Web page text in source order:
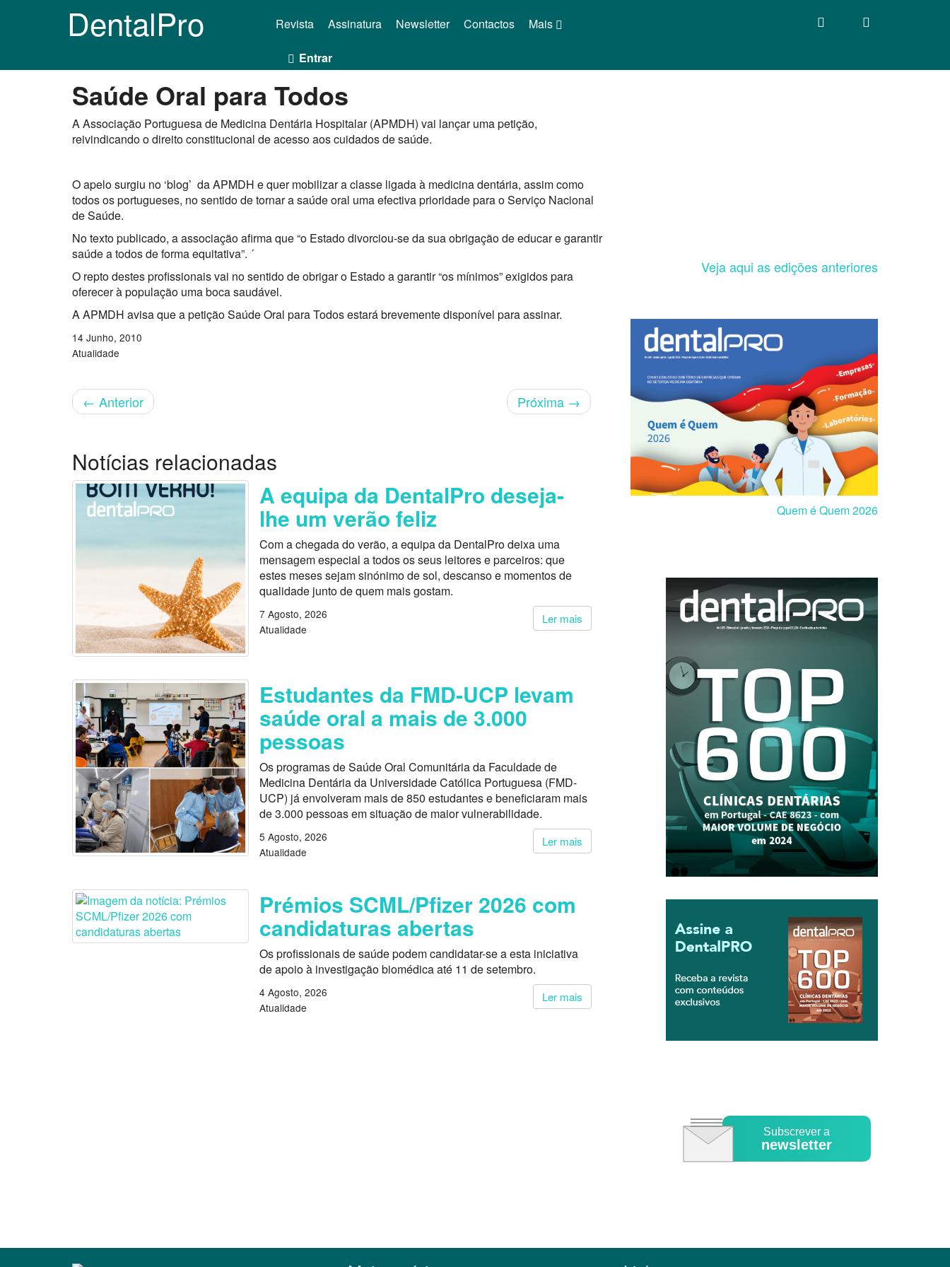
DentalPro Mais
Revista Assinatura Newsletter Contactos
Entrar
Saúde Oral para Todos
A Associação Portuguesa de Medicina Dentária Hospitalar (APMDH) vai lançar uma petição,
reivindicando o direito constitucional de acesso aos cuidados de saúde.
O apelo surgiu no ‘blog’ da APMDH e quer mobilizar a classe ligada à medicina dentária, assim como
todos os portugueses, no sentido de tornar a saúde oral uma efectiva prioridade para o Serviço Nacional
de Saúde.
No texto publicado, a associação afirma que “o Estado divorciou-se da sua obrigação de educar e garantir
saúde a todos de forma equitativa”. ´
O repto destes profissionais vai no sentido de obrigar o Estado a garantir “os mínimos” exigidos para
oferecer à população uma boca saudável.
A APMDH avisa que a petição Saúde Oral para Todos estará brevemente disponível para assinar.
14 Junho, 2010
Atualidade
← Anterior Próxima →
Veja aqui as edições anteriores
Quem é Quem 2026
Subscrever a
newsletter
Notícias relacionadas
A equipa da DentalPro deseja-
lhe um verão feliz
Com a chegada do verão, a equipa da DentalPro deixa uma
mensagem especial a todos os seus leitores e parceiros: que
estes meses sejam sinónimo de sol, descanso e momentos de
qualidade junto de quem mais gostam.
Ler mais
7 Agosto, 2026
Atualidade
Estudantes da FMD-UCP levam
saúde oral a mais de 3.000
pessoas
Os programas de Saúde Oral Comunitária da Faculdade de
Medicina Dentária da Universidade Católica Portuguesa (FMD-
UCP) já envolveram mais de 850 estudantes e beneficiaram mais
de 3.000 pessoas em situação de maior vulnerabilidade.
Ler mais
5 Agosto, 2026
Atualidade
Prémios SCML/Pfizer 2026 com
candidaturas abertas
Os profissionais de saúde podem candidatar-se a esta iniciativa
de apoio à investigação biomédica até 11 de setembro.
Ler mais
4 Agosto, 2026
Atualidade